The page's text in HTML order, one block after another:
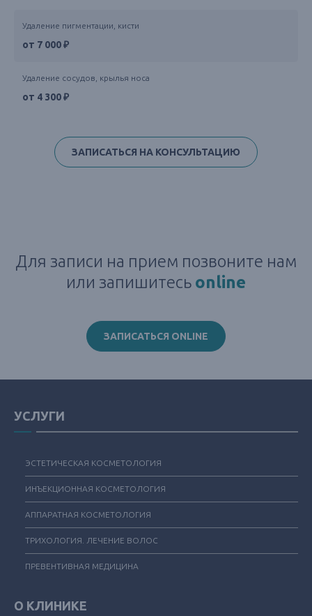
Удаление пигментации, кисти
от 7 000 ₽
Удаление сосудов, крылья носа
от 4 300 ₽
ЗАПИСАТЬСЯ НА КОНСУЛЬТАЦИЮ
Для записи на прием позвоните нам
или запишитесь online
ЗАПИСАТЬСЯ ONLINE
УСЛУГИ
ЭСТЕТИЧЕСКАЯ КОСМЕТОЛОГИЯ
ИНЪЕКЦИОННАЯ КОСМЕТОЛОГИЯ
АППАРАТНАЯ КОСМЕТОЛОГИЯ
ТРИХОЛОГИЯ. ЛЕЧЕНИЕ ВОЛОС
ПРЕВЕНТИВНАЯ МЕДИЦИНА
О КЛИНИКЕ